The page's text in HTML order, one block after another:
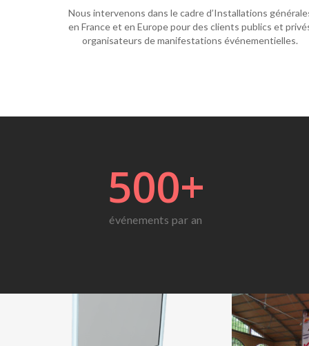
Nous intervenons dans le cadre d’Installations
en France et en Europe pour des clients publics et
organisateurs de manifestations événementielles.
500+
événements par an